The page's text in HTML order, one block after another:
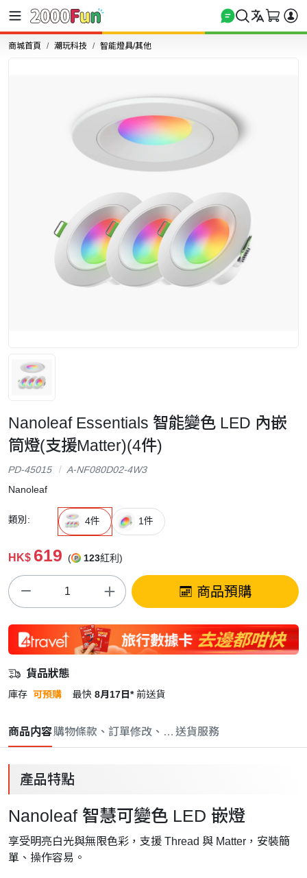
商城首頁 潮玩科技 智能燈具/其他
Nanoleaf Essentials 智能變色 LED 內嵌
筒燈(支援Matter)(4件)
PD-45015
A-NF080D02-4W3
Nanoleaf
類別: 4件 1件
HK$ 619 ( 123紅利)
商品預購
貨品狀態
庫存 可預購 最快 8月17日* 前送貨
商品内容購物條款、訂單修改、取消與退款政策
送貨服務
產品特點
Nanoleaf 智慧可變色 LED 嵌燈
享受明亮白光與無限色彩，支援 Thread 與 Matter，安裝簡
單、操作容易。